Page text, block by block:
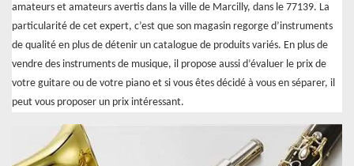
amateurs et amateurs avertis dans la ville de Marcilly, dans le 77139. La
particularité de cet expert, c’est que son magasin regorge d’instruments
de qualité en plus de détenir un catalogue de produits variés. En plus de
vendre des instruments de musique, il propose aussi d’évaluer le prix de
votre guitare ou de votre piano et si vous êtes décidé à vous en séparer, il
peut vous proposer un prix intéressant.